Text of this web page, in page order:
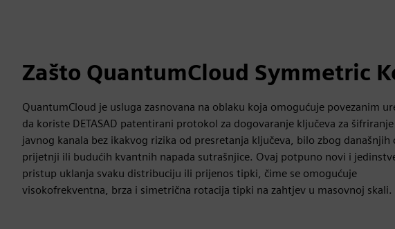
Zašto QuantumCloud Symmetric
QuantumCloud je usluga zasnovana na oblaku koja omogućuje povezanim
da koriste DETASAD patentirani protokol za dogovaranje ključeva za
javnog kanala bez ikakvog rizika od presretanja ključeva, bilo zbog današnjih
prijetnji ili budućih kvantnih napada sutrašnjice. Ovaj potpuno novi i
pristup uklanja svaku distribuciju ili prijenos tipki, čime se omogućuje
visokofrekventna, brza i simetrična rotacija tipki na zahtjev u masovnoj skali.